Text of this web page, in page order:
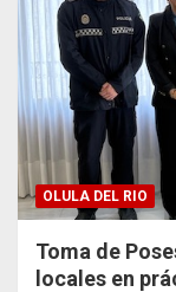
OLULA DEL RIO
Toma de
locales en